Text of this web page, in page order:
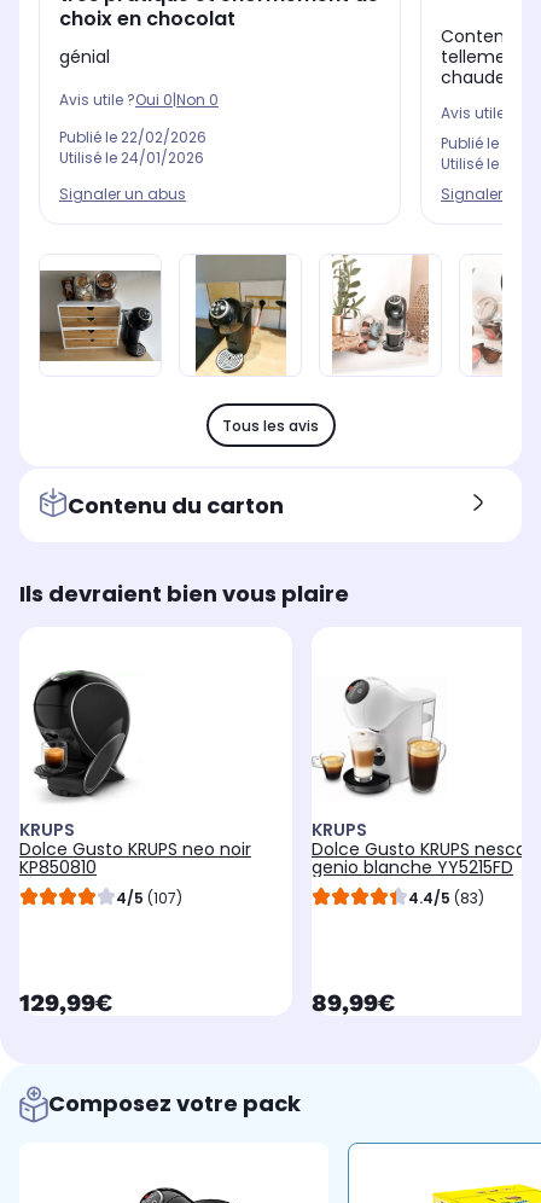
choix en chocolat
génial
Avis utile ?Oui 0|Non 0
Publié le 22/02/2026
Utilisé le 24/01/2026
Signaler un abus
Contente
tellement
chaude Au
Avis utile ?
Publié le
Utilisé le
Signaler un
Tous les avis
Contenu du carton
Ils devraient bien vous plaire
KRUPS
Dolce Gusto KRUPS neo noir
KP850810
4/5 (107)
currentPrice
129,99€
KRUPS
Dolce Gusto KRUPS
genio blanche YY5215FD
4.4/5 (83)
currentPrice
89,99€
Composez votre pack